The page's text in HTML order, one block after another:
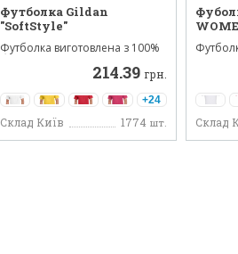
Футболка Gildan
"SoftStyle"
Футболка виготовлена ​​з 100%
бавовни щільністю 15...
214.39 грн.
+24
Склад Київ 1774 шт. Склад